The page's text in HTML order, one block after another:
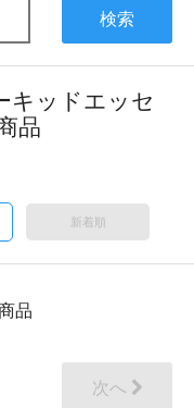
検索
キッドエッセ
品
新着順
品
次へ